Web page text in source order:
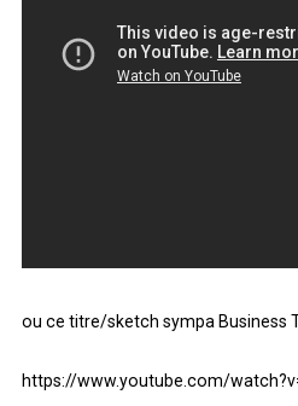
ou ce titre/sketch sympa Business
https://www.youtube.com/